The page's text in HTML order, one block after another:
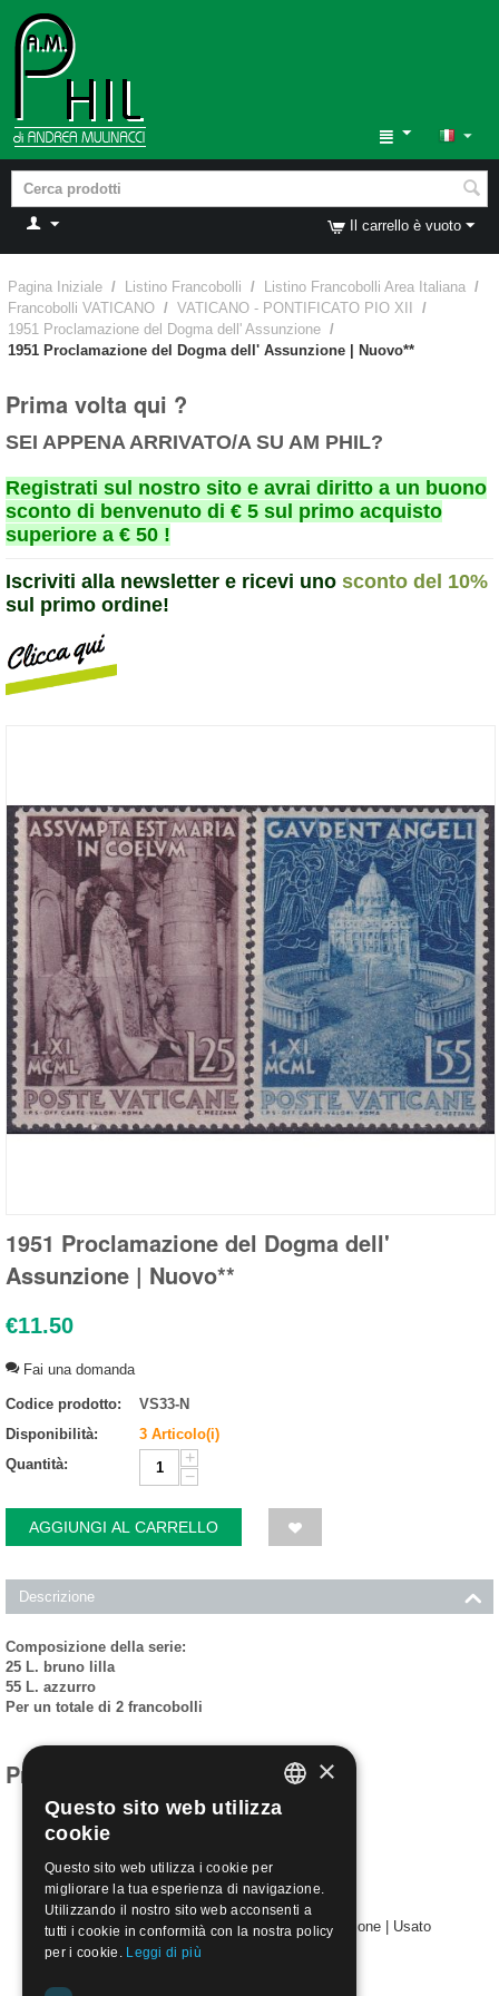
Il carrello è vuoto
Pagina Iniziale / Listino Francobolli / Listino Francobolli Area Italiana /
Francobolli VATICANO / VATICANO - PONTIFICATO PIO XII
/
1951 Proclamazione del Dogma dell' Assunzione /
1951 Proclamazione del Dogma dell' Assunzione | Nuovo**
Prima volta qui ?
SEI APPENA ARRIVATO/A SU AM PHIL?
Registrati sul nostro sito e avrai diritto a un buono
sconto di benvenuto di € 5 sul primo acquisto
superiore a € 50 !
Iscriviti alla newsletter e ricevi uno sconto del 10%
sul primo ordine!
1951 Proclamazione del Dogma dell'
Assunzione | Nuovo**
€11.50
Fai una domanda
Codice prodotto:
VS33-N
Disponibilità:
3 Articolo(i)
Quantità:
+
−
AGGIUNGI AL CARRELLO
Descrizione
Composizione della serie:
25 L. bruno lilla
55 L. azzurro
Per un totale di 2 francobolli
Prodotti simili
1951 Proclamazione del Dogma dell' Assunzione | Usato
ITALIAN
×
Questo sito web utilizza
cookie
Questo sito web utilizza i cookie per
migliorare la tua esperienza di navigazione.
Utilizzando il nostro sito web acconsenti a
tutti i cookie in conformità con la nostra policy
per i cookie. Leggi di più